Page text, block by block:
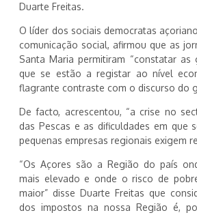
Duarte Freitas.
O líder dos sociais democratas
comunicação social, afirmou que as
Santa Maria permitiram “constatar as
que se estão a registar ao nível
flagrante contraste com o discurso do
De facto, acrescentou, “a crise no
das Pescas e as dificuldades em que
pequenas empresas regionais exigem
“Os Açores são a Região do país
mais elevado e onde o risco de
maior” disse Duarte Freitas que
dos impostos na nossa Região é,